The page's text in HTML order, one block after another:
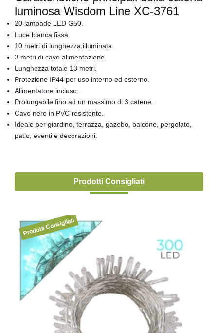
luminosa Wisdom Line XC-3761
20 lampade LED G50.
Luce bianca fissa.
10 metri di lunghezza illuminata.
3 metri di cavo alimentazione.
Lunghezza totale 13 metri.
Protezione IP44 per uso interno ed esterno.
Alimentatore incluso.
Prolungabile fino ad un massimo di 3 catene.
Cavo nero in PVC resistente.
Ideale per giardino, terrazza, gazebo, balcone, pergolato,
patio, eventi e decorazioni.
Prodotti Consigliati